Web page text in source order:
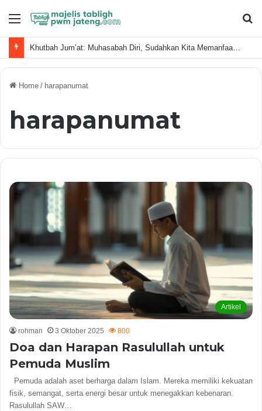
Menu
Khutbah Jum’at: Muhasabah Diri, Sudahkan Kita Memanfaatkan Waktu Dengan Baik?
Home / harapanumat
harapanumat
Artikel
rohman 3 Oktober 2025 800
Doa dan Harapan Rasulullah untuk
Pemuda Muslim
Pemuda adalah aset berharga dalam Islam. Mereka memiliki kekuatan
fisik, semangat, serta energi besar untuk menegakkan kebenaran.
Rasulullah SAW…